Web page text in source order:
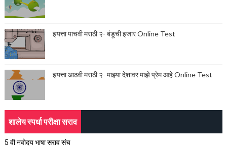
इयत्ता पाचवी मराठी २- बंडूची इजार Online Test
इयत्ता आठवी मराठी २- माझ्या देशावर माझे प्रेम आहे Online Test
शालेय स्पर्धा परीक्षा सराव
5 वी नवोदय भाषा सराव संच